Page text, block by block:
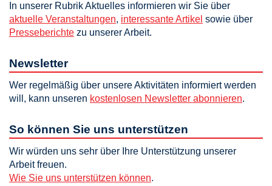
In unserer Rubrik Aktuelles informieren wir Sie über
aktuelle Veranstaltungen, interessante Artikel sowie über
Presseberichte zu unserer Arbeit.
Newsletter
Wer regelmäßig über unsere Aktivitäten informiert werden
will, kann unseren kostenlosen Newsletter abonnieren.
So können Sie uns unterstützen
Wir würden uns sehr über Ihre Unterstützung unserer
Arbeit freuen.
Wie Sie uns unterstützen können.